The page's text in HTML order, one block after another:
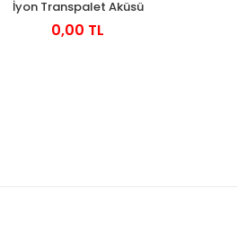
İyon Transpalet Aküsü
0,00 TL